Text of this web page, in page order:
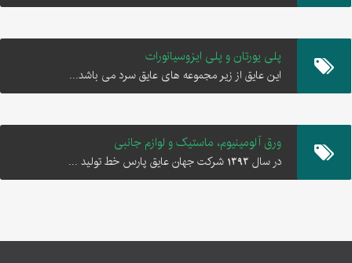
پلی یورتان و پلی ایزوسیانورات
این عایق از زیر مجموعه های عایق سرد می باشد...
ورق آلومینیوم، ماستیک و لوازم جانبی
در سال 1393 شرکت جهان عایق پارس خط تولید ...